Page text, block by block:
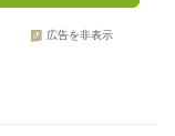
広告を非表示